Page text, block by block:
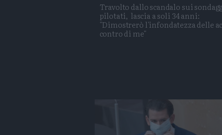
Travolto dallo scandalo sui
pilotati, lascia a soli 34 anni:
"Dimostrerò l'infondatezza delle
contro di me"